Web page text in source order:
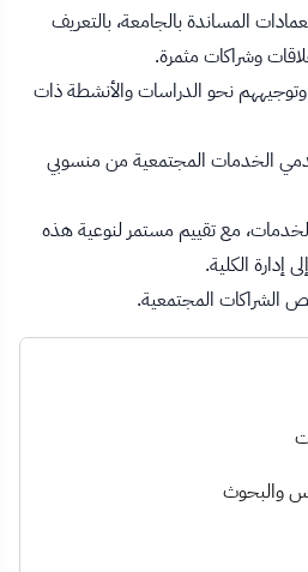
والبحوث
المساندة بالجامعة، بالتعريف
وشراكات مثمرة.
نحو الدراسات والأنشطة ذات
الخدمات المجتمعية من منسوبي
مع تقييم مستمر لنوعية هذه
إدارة الكلية.
الشراكات المجتمعية.